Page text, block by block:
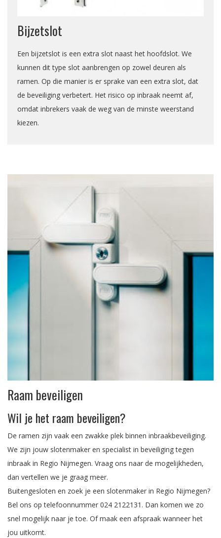
Bijzetslot
Een bijzetslot is een extra slot naast het hoofdslot. We
kunnen dit type slot aanbrengen op zowel deuren als
ramen. Op die manier is er sprake van een extra slot, dat
de beveiliging verbetert. Het risico op inbraak neemt af,
omdat inbrekers vaak de weg van de minste weerstand
kiezen.
Raam beveiligen
Wil je het raam beveiligen?
De ramen zijn vaak een zwakke plek binnen inbraakbeveiliging.
We zijn jouw slotenmaker en specialist in beveiliging tegen
inbraak in Regio Nijmegen. Vraag ons naar de mogelijkheden,
dan vertellen we je graag meer.
Buitengesloten en zoek je een slotenmaker in Regio Nijmegen?
Bel ons op telefoonnummer 024 2122131. Dan komen we zo
snel mogelijk naar je toe. Of maak een afspraak wanneer het
jou uitkomt.